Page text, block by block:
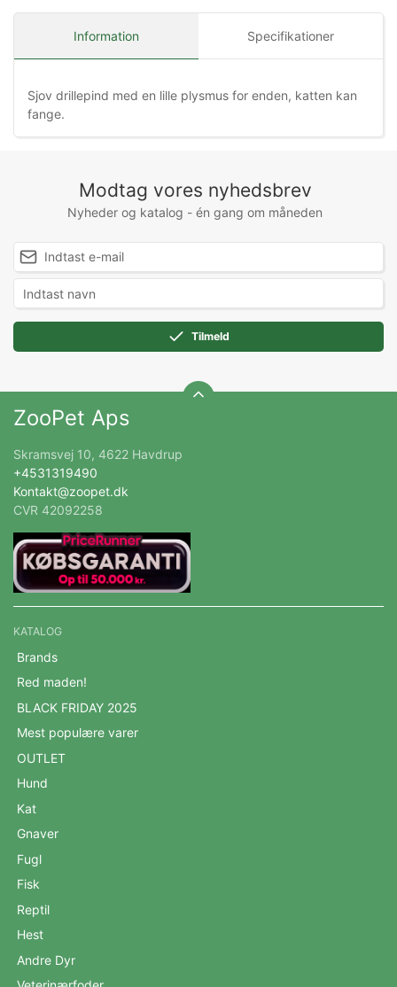
Information Specifikationer
Sjov drillepind med en lille plysmus for enden, katten kan
fange.
Modtag vores nyhedsbrev
Nyheder og katalog - én gang om måneden
Tilmeld
ZooPet Aps
Skramsvej 10, 4622 Havdrup
+4531319490
Kontakt@zoopet.dk
CVR 42092258
KATALOG
Brands
Red maden!
BLACK FRIDAY 2025
Mest populære varer
OUTLET
Hund
Kat
Gnaver
Fugl
Fisk
Reptil
Hest
Andre Dyr